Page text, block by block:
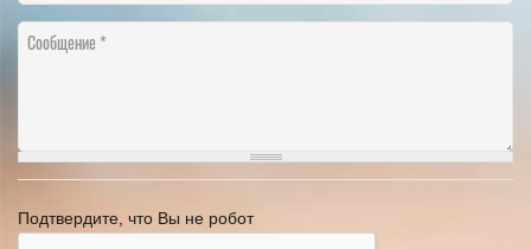
Сообщение
Подтвердите, что Вы не робот